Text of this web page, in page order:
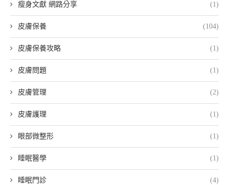
瘦身文獻 網路分享 (1)
皮膚保養 (104)
皮膚保養攻略 (1)
皮膚問題 (1)
皮膚管理 (2)
皮膚護理 (1)
眼部微整形 (1)
睡眠醫學 (1)
睡眠門診 (4)